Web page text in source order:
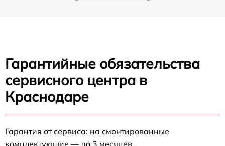
Гарантийные обязательства
сервисного центра в
Краснодаре
Гарантия от сервиса: на смонтированные
комплектующие — до 3 месяцев.